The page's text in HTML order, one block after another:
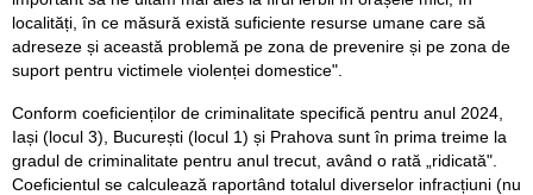
localități, în ce măsură există suficiente resurse umane care să
adreseze și această problemă pe zona de prevenire și pe zona de
suport pentru victimele violenței domestice".
Conform coeficienților de criminalitate specifică pentru anul 2024,
Iași (locul 3), București (locul 1) și Prahova sunt în prima treime la
gradul de criminalitate pentru anul trecut, având o rată „ridicată".
Coeficientul se calculează raportând totalul diverselor infracțiuni (nu